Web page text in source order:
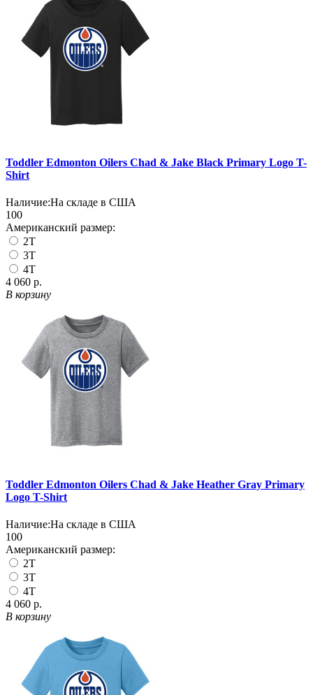
Toddler Edmonton Oilers Chad & Jake Black Primary Logo T-
Shirt
Наличие:На складе в США
100
Американский размер:
2T
3T
4T
4 060 р.
В корзину
Toddler Edmonton Oilers Chad & Jake Heather Gray Primary
Logo T-Shirt
Наличие:На складе в США
100
Американский размер:
2T
3T
4T
4 060 р.
В корзину